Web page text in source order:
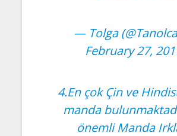
— Tolga
February 27,
4.En çok Çin ve
manda
önemli Manda